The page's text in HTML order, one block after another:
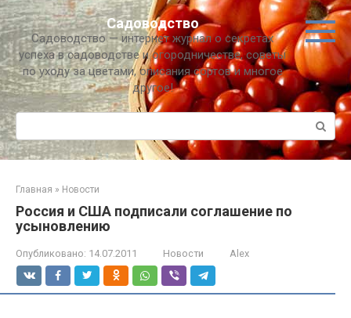
Перейти
к
контенту
Садоводство
Садоводство — интернет журнал о секретах
успеха в садоводстве и огородничестве, советы
по уходу за цветами, описания сортов и многое
другое!
Поиск:
Главная » Новости
Россия и США подписали соглашение по
усыновлению
Опубликовано: 14.07.2011 Новости Alex